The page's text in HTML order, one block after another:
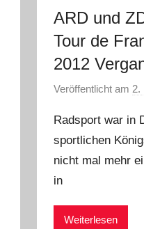
ARD und
Tour de
2012
Veröffentlicht am 2.
Radsport war in
sportlichen
nicht mal mehr
in
Weiterlesen